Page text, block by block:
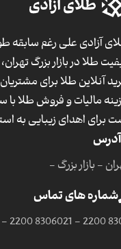
آزادی علی رغم سابقه
طلا در بازار بزرگ
آنلاین طلا برای
مالیات و فروش طلا با
برای اهدای زیبایی به
آدرس
- بازار بزرگ -
شماره های تماس
021 - 2200
- 2200 8306